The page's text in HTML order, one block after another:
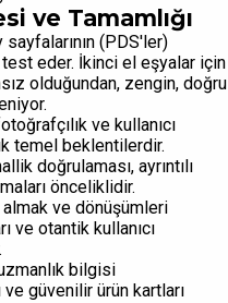
ve Tamamlığı
(PDS'ler)
test eder. İkinci el eşyalar için
olduğundan, zengin, doğru
ve kullanıcı
temel beklentilerdir.
doğrulaması, ayrıntılı
önceliklidir.
almak ve dönüşümleri
ve otantik kullanıcı
bilgisi
ve güvenilir ürün kartları